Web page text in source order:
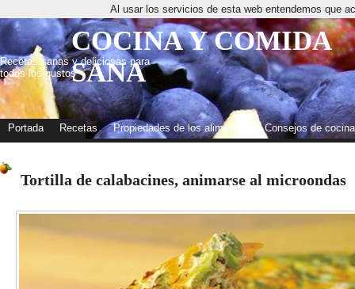
COCINA Y COMIDA
SANA
Recetas sanas y deliciosas para
todos los gustos
Portada Recetas Propiedades de los alimentos Consejos de cocina
Tortilla de calabacines, animarse al microondas
Al usar los servicios de esta web entendemos que